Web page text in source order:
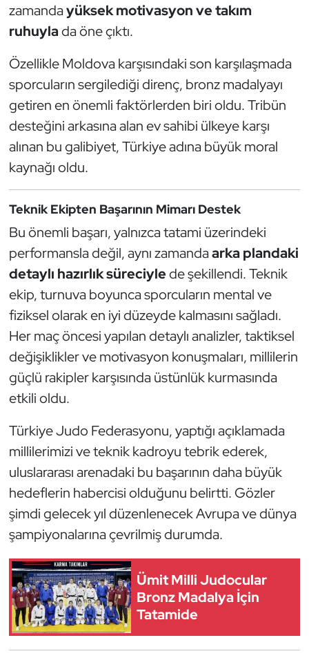
zamandayüksek motivasyon ve takım
ruhuylada öne çıktı.
Özellikle Moldova karşısındaki son karşılaşmada
sporcuların sergilediği direnç, bronz madalyayı
getiren en önemli faktörlerden biri oldu. Tribün
desteğini arkasına alan ev sahibi ülkeye karşı
alınan bu galibiyet, Türkiye adına büyük moral
kaynağı oldu.
Teknik Ekipten Başarının Mimarı Destek
Bu önemli başarı, yalnızca tatami üzerindeki
performansla değil, aynı zamandaarka plandaki
detaylı hazırlık süreciylede şekillendi. Teknik
ekip, turnuva boyunca sporcuların mental ve
fiziksel olarak en iyi düzeyde kalmasını sağladı.
Her maç öncesi yapılan detaylı analizler, taktiksel
değişiklikler ve motivasyon konuşmaları, millilerin
güçlü rakipler karşısında üstünlük kurmasında
etkili oldu.
Türkiye Judo Federasyonu, yaptığı açıklamada
millilerimizi ve teknik kadroyu tebrik ederek,
uluslararası arenadaki bu başarının daha büyük
hedeflerin habercisi olduğunu belirtti. Gözler
şimdi gelecek yıl düzenlenecek Avrupa ve dünya
şampiyonalarına çevrilmiş durumda.
Ümit Milli Judocular
Bronz Madalya İçin
Tatamide
Kayak
Kick Boks
Kürek
Masa Tenisi
Modern Pentatlon
Motor Sporları
Muay Thai
Okçuluk
Optimist
Oryantiring
Özel Sporcular
Paralimpik
Ragbi
Satranç
Su Topu
Sualtı Sporları
Tekvando
Tenis